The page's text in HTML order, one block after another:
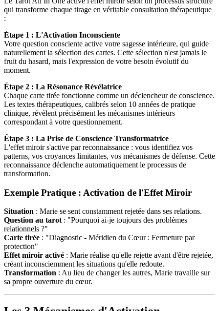
qui transforme chaque tirage en véritable consultation thérapeutique
:
Étape 1 : L'Activation Inconsciente
Votre question consciente active votre sagesse intérieure, qui guide
naturellement la sélection des cartes. Cette sélection n'est jamais le
fruit du hasard, mais l'expression de votre besoin évolutif du
moment.
Étape 2 : La Résonance Révélatrice
Chaque carte tirée fonctionne comme un déclencheur de conscience.
Les textes thérapeutiques, calibrés selon 10 années de pratique
clinique, révèlent précisément les mécanismes intérieurs
correspondant à votre questionnement.
Étape 3 : La Prise de Conscience Transformatrice
L'effet miroir s'active par reconnaissance : vous identifiez vos
patterns, vos croyances limitantes, vos mécanismes de défense. Cette
reconnaissance déclenche automatiquement le processus de
transformation.
Exemple Pratique : Activation de l'Effet Miroir
Situation : Marie se sent constamment rejetée dans ses relations.
Question au tarot: "Pourquoi ai-je toujours des problèmes
relationnels ?"
Carte tirée : "Diagnostic - Méridien du Cœur : Fermeture par
protection"
Effet miroir activé : Marie réalise qu'elle rejette avant d'être rejetée,
créant inconsciemment les situations qu'elle redoute.
Transformation : Au lieu de changer les autres, Marie travaille sur
sa propre ouverture du cœur.